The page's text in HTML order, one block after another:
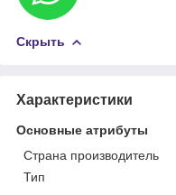
Скрыть
Характеристики
Основные атрибуты
Страна производитель
Тип